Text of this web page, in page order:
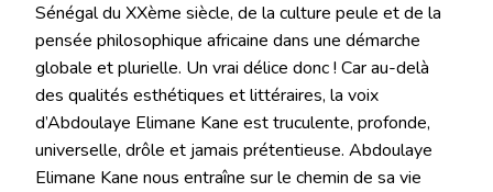
Sénégal du XXème siècle, de la culture peule et de la
pensée philosophique africaine dans une démarche
globale et plurielle. Un vrai délice donc ! Car au-delà
des qualités esthétiques et littéraires, la voix
d’Abdoulaye Elimane Kane est truculente, profonde,
universelle, drôle et jamais prétentieuse. Abdoulaye
Elimane Kane nous entraîne sur le chemin de sa vie